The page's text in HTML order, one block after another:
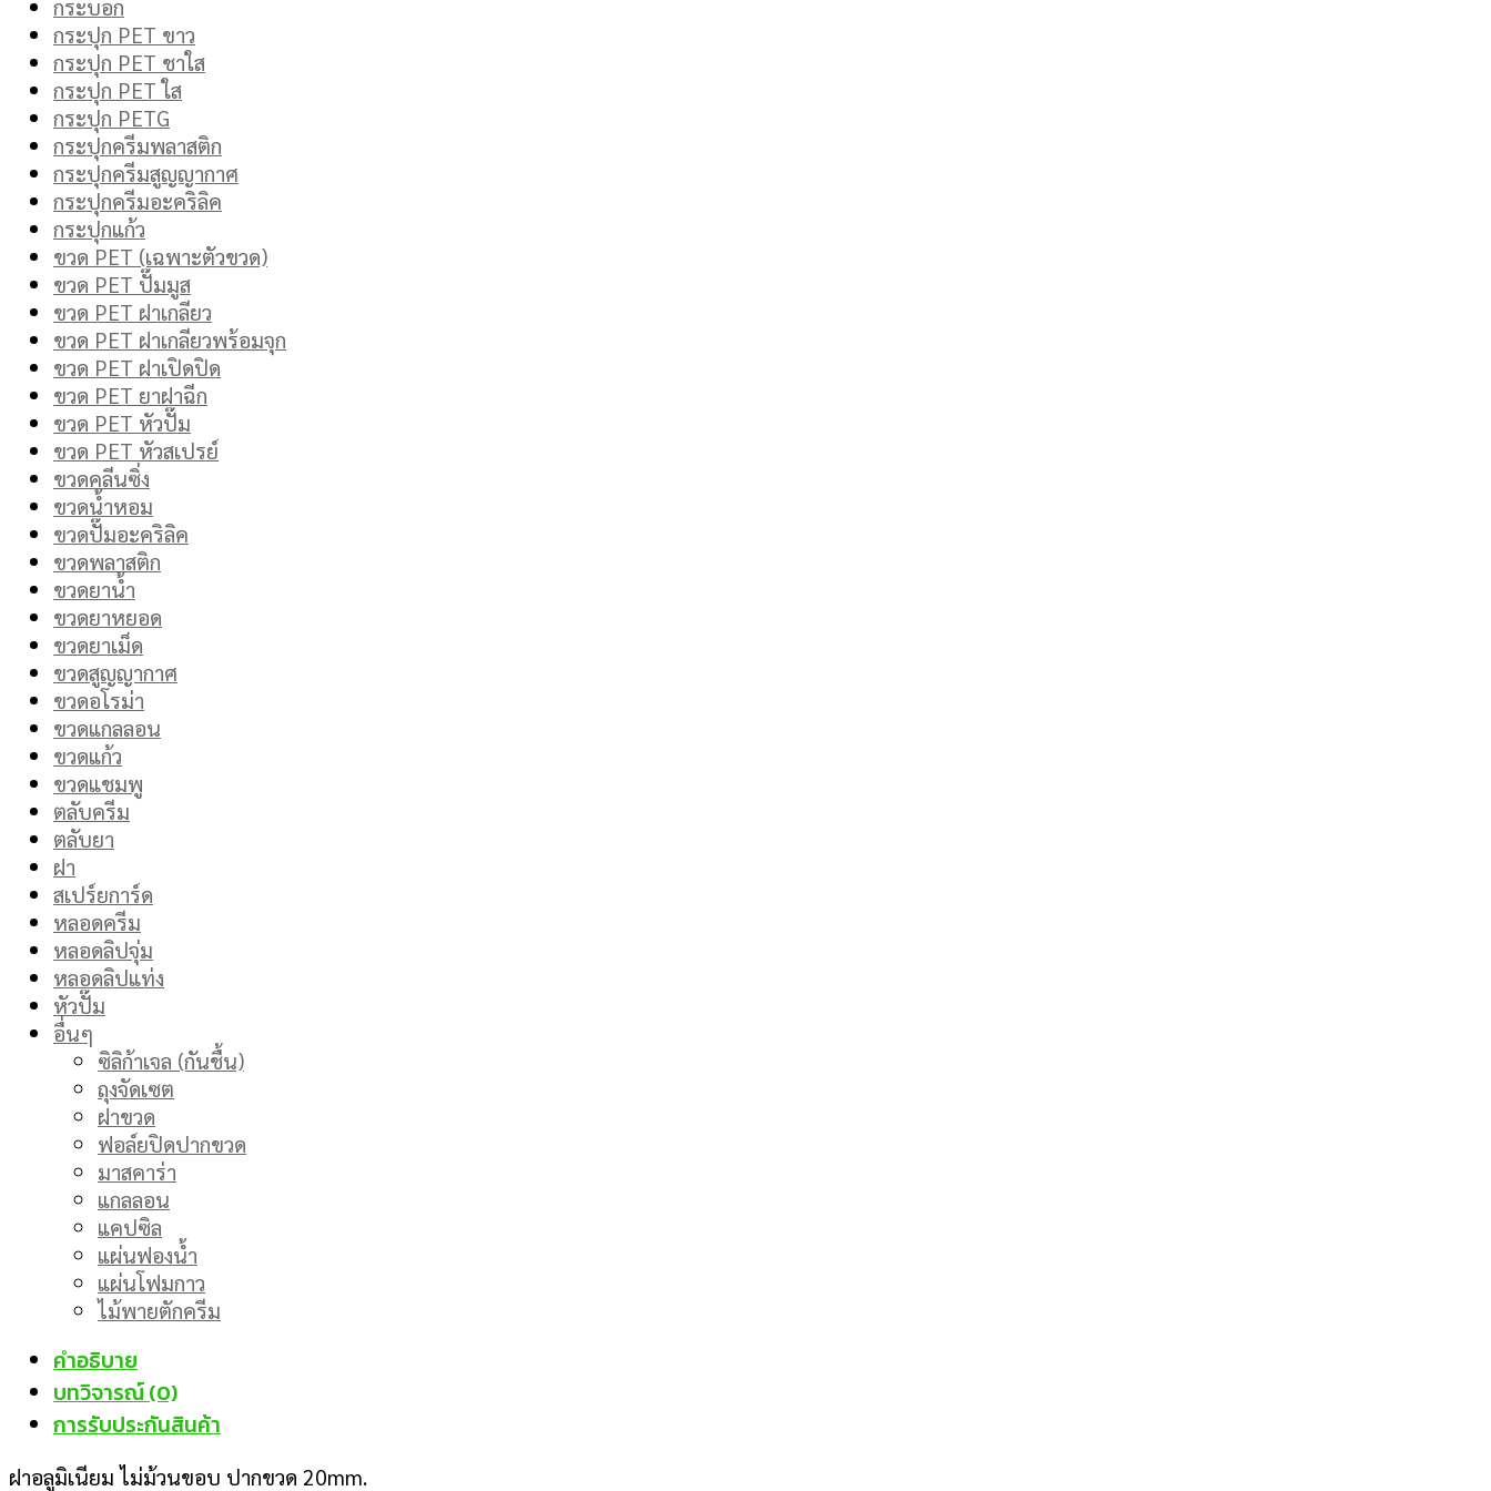
กระบอก
กระปุก PET ขาว
กระปุก PET ชาใส
กระปุก PET ใส
กระปุก PETG
กระปุกครีมพลาสติก
กระปุกครีมสูญญากาศ
กระปุกครีมอะคริลิค
กระปุกแก้ว
ขวด PET (เฉพาะตัวขวด)
ขวด PET ปั๊มมูส
ขวด PET ฝาเกลียว
ขวด PET ฝาเกลียวพร้อมจุก
ขวด PET ฝาเปิดปิด
ขวด PET ยาฝาฉีก
ขวด PET หัวปั๊ม
ขวด PET หัวสเปรย์
ขวดคลีนซิ่ง
ขวดน้ำหอม
ขวดปั๊มอะคริลิค
ขวดพลาสติก
ขวดยาน้ำ
ขวดยาหยอด
ขวดยาเม็ด
ขวดสูญญากาศ
ขวดอโรม่า
ขวดแกลลอน
ขวดแก้ว
ขวดแชมพู
ตลับครีม
ตลับยา
ฝา
สเปร์ยการ์ด
หลอดครีม
หลอดลิปจุ่ม
หลอดลิปแท่ง
หัวปั๊ม
อื่นๆ
ซิลิก้าเจล (กันชื้น)
ถุงจัดเซต
ฝาขวด
ฟอล์ยปิดปากขวด
มาสคาร่า
แกลลอน
แคปซิล
แผ่นฟองน้ำ
แผ่นโฟมกาว
ไม้พายตักครีม
คำอธิบาย
บทวิจารณ์ (0)
การรับประกันสินค้า
ฝาอลูมิเนียม ไม่ม้วนขอบ ปากขวด 20mm.